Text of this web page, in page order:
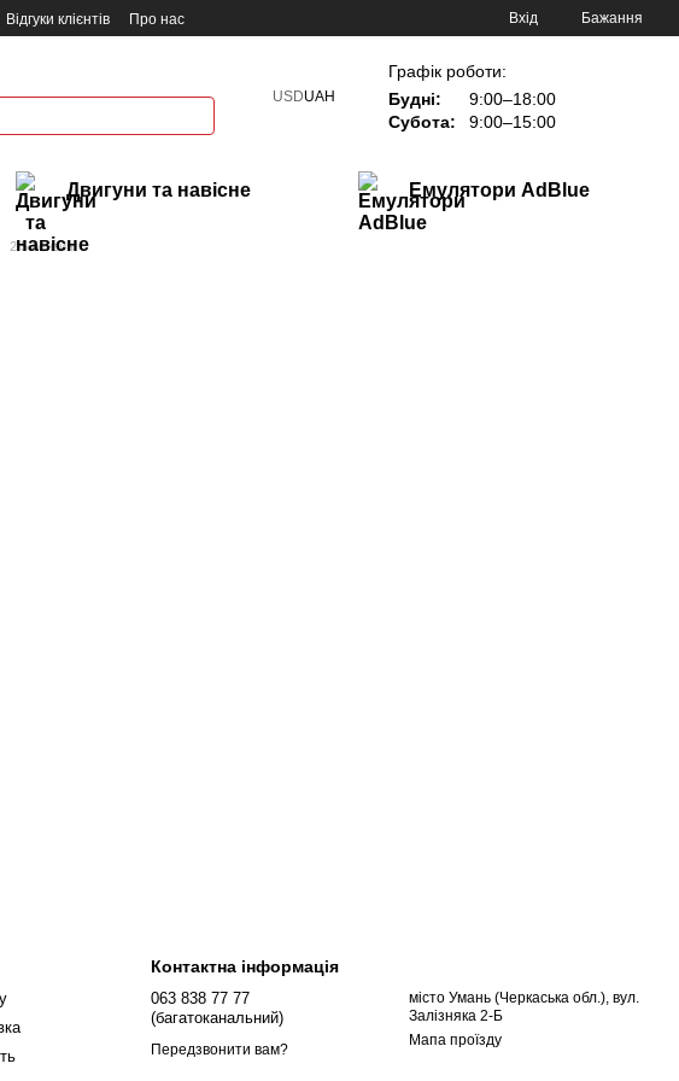
Відгуки клієнтів Про нас Вхід Бажання
USDUAH
Графік роботи:
Будні:
9:00–18:00
Субота:
9:00–15:00
Двигуни та навісне Емулятори AdBlue
2.5 бензин
Контактна інформація
063 838 77 77
(багатоканальний)
Передзвонити вам?
місто Умань (Черкаська обл.), вул.
Залізняка 2-Б
Мапа проїзду